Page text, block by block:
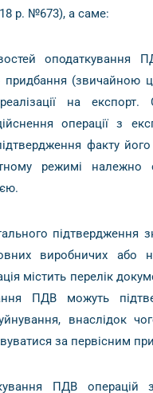
р. №673), а саме:
оподаткування
придбання (звичайною
на експорт.
операції з
факту
режимі належно
підтвердження
виробничих або
містить перелік
ПДВ можуть
внаслідок
за первісним
ПДВ операцій